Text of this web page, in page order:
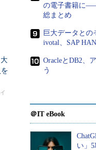
の電子書籍に
総まとめ
巨大データと
ivotal、SAP
OracleとDB2、
う
＠IT eBook
い」